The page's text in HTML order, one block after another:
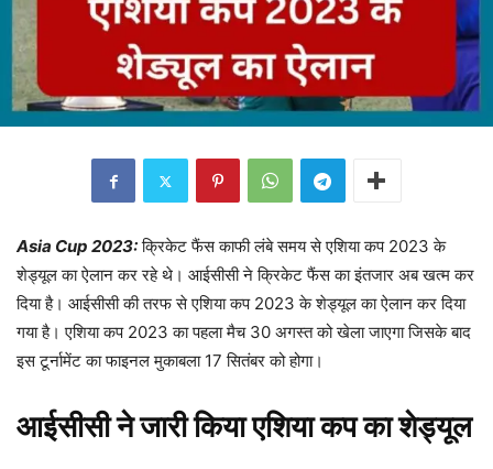
Asia Cup 2023: क्रिकेट फैंस काफी लंबे समय से एशिया कप 2023 के
शेड्यूल का ऐलान कर रहे थे। आईसीसी ने क्रिकेट फैंस का इंतजार अब खत्म कर
दिया है। आईसीसी की तरफ से एशिया कप 2023 के शेड्यूल का ऐलान कर दिया
गया है। एशिया कप 2023 का पहला मैच 30 अगस्त को खेला जाएगा जिसके बाद
इस टूर्नामेंट का फाइनल मुकाबला 17 सितंबर को होगा।
आईसीसी ने जारी किया एशिया कप का शेड्यूल